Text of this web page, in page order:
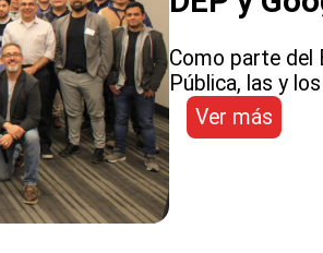
Como parte del
Pública, las y
Ver más